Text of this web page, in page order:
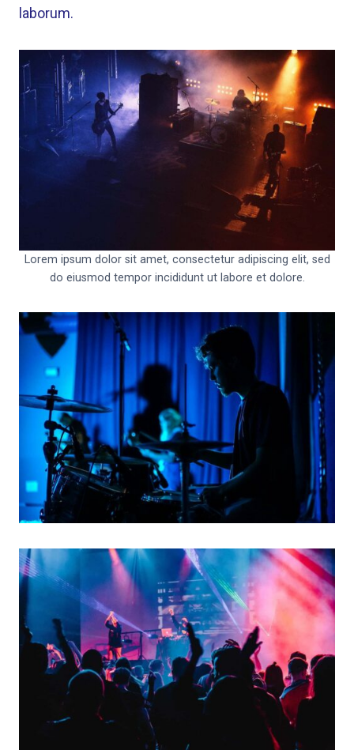
laborum.
Lorem ipsum dolor sit amet, consectetur adipiscing elit, sed
do eiusmod tempor incididunt ut labore et dolore.